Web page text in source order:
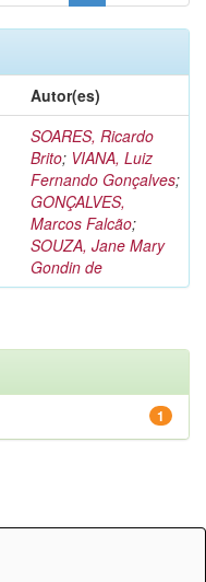
Autor(es)
SOARES, Ricardo
Brito; VIANA, Luiz
Fernando Gonçalves;
GONÇALVES,
Marcos Falcão;
SOUZA, Jane Mary
Gondin de
1